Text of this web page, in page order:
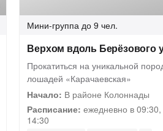
Мини-группа до 9 чел.
Верхом вдоль Берёзового
Прокатиться на уникальной
лошадей «Карачаевская»
Начало: В районе Колоннады
Расписание: ежедневно в
14:30